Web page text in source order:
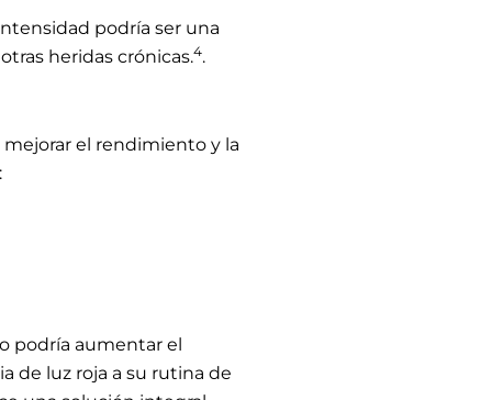
podría ser una
heridas crónicas.4.
el rendimiento y la
podría aumentar el
de luz roja a su rutina de